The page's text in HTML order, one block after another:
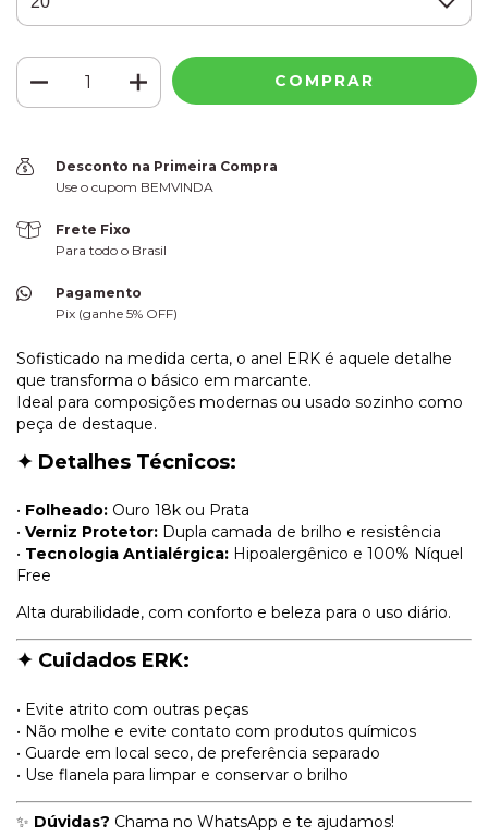
Desconto na Primeira Compra
Use o cupom BEMVINDA
Frete Fixo
Para todo o Brasil
Pagamento
Pix (ganhe 5% OFF)
Sofisticado na medida certa, o anel ERK é aquele detalhe
que transforma o básico em marcante.
Ideal para composições modernas ou usado sozinho como
peça de destaque.
✦ Detalhes Técnicos:
• Folheado: Ouro 18k ou Prata
• Verniz Protetor: Dupla camada de brilho e resistência
• Tecnologia Antialérgica: Hipoalergênico e 100% Níquel
Free
Alta durabilidade, com conforto e beleza para o uso diário.
✦ Cuidados ERK:
• Evite atrito com outras peças
• Não molhe e evite contato com produtos químicos
• Guarde em local seco, de preferência separado
• Use flanela para limpar e conservar o brilho
✨ Dúvidas? Chama no WhatsApp e te ajudamos!